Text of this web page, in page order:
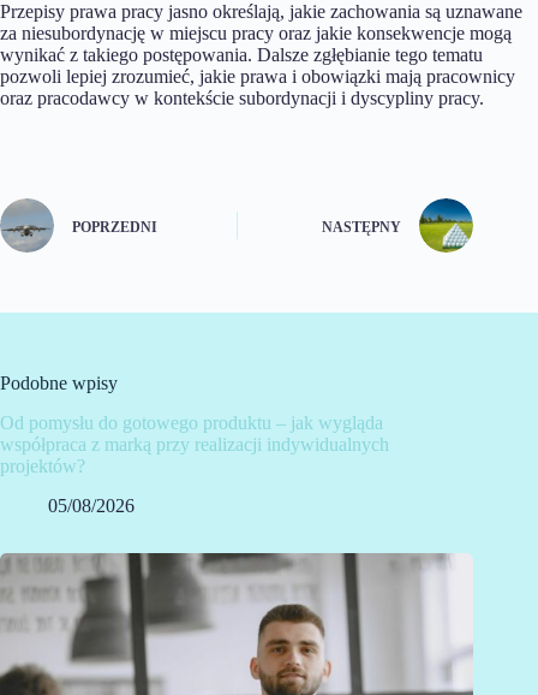
Przepisy prawa pracy jasno określają, jakie zachowania są uznawane
za niesubordynację w miejscu pracy oraz jakie konsekwencje mogą
wynikać z takiego postępowania. Dalsze zgłębianie tego tematu
pozwoli lepiej zrozumieć, jakie prawa i obowiązki mają pracownicy
oraz pracodawcy w kontekście subordynacji i dyscypliny pracy.
POPRZEDNI NASTĘPNY
Podobne wpisy
Od pomysłu do gotowego produktu – jak wygląda
współpraca z marką przy realizacji indywidualnych
projektów?
05/08/2026